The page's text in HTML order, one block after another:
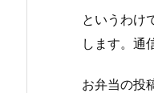
というわけ
します。通
お弁当の投